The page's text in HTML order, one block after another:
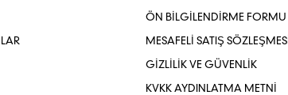
ÖN BİLGİLENDİRME FORMU
MESAFELİ SATIŞ SÖZLEŞMESİ
GİZLİLİK VE GÜVENLİK
KVKK AYDINLATMA METNİ